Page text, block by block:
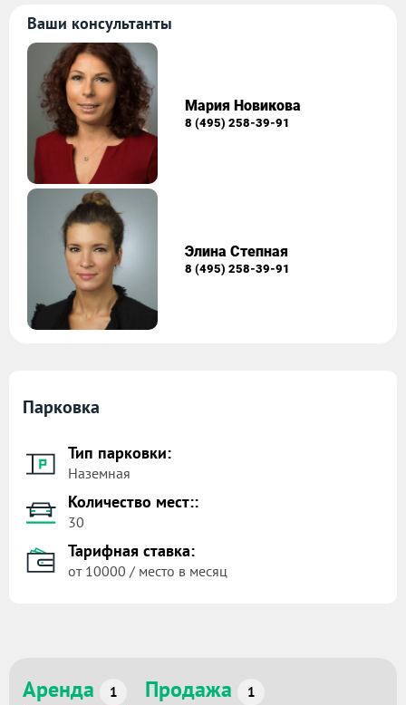
Ваши консультанты
Мария Новикова
8 (495) 258-39-91
Элина Степная
8 (495) 258-39-91
Парковка
Тип парковки:
Наземная
Количество мест::
30
Тарифная ставка:
от 10000 / место в месяц
Аренда 1 Продажа 1